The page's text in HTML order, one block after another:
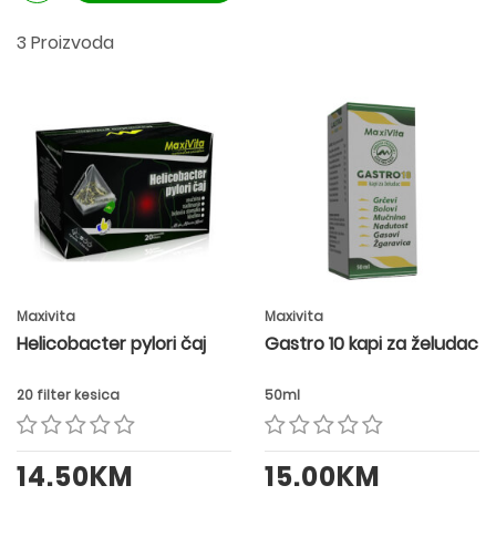
3 Proizvoda
Maxivita
Helicobacter pylori čaj
20 filter kesica
14.50KM
Maxivita
Gastro 10 kapi za želudac
50ml
15.00KM